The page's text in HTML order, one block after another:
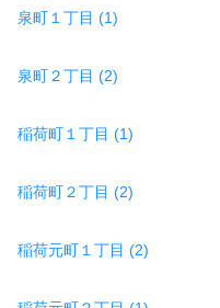
泉町１丁目 (1)
泉町２丁目 (2)
稲荷町１丁目 (1)
稲荷町２丁目 (2)
稲荷元町１丁目 (2)